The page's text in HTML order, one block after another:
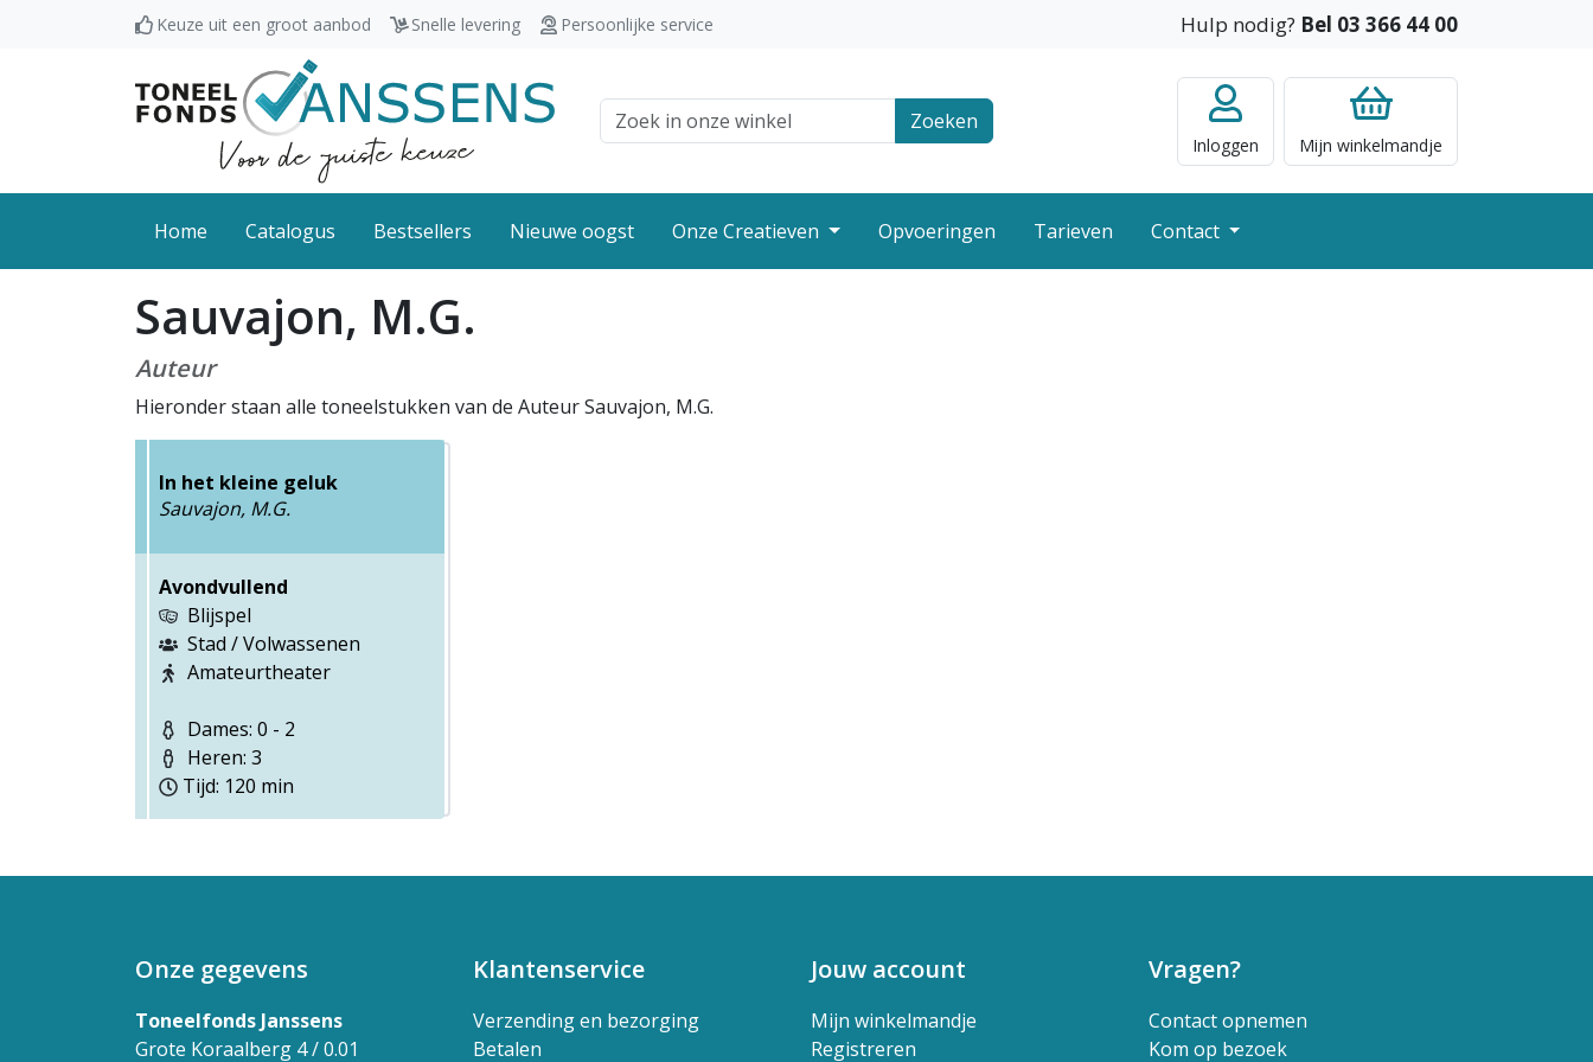
Keuze uit een groot aanbod Snelle levering Persoonlijke service Hulp nodig? Bel 03 366 44 00
Zoek veld Zoeken
Inloggen Mijn winkelmandje
Home Catalogus Bestsellers Nieuwe oogst Onze Creatieven Opvoeringen Tarieven Contact
Sauvajon, M.G.
Auteur
Hieronder staan alle toneelstukken van de Auteur Sauvajon, M.G.
In het kleine geluk
Sauvajon, M.G.
Avondvullend
Blijspel
Stad / Volwassenen
Amateurtheater
Dames: 0 - 2
Heren: 3
Tijd: 120 min
Onze gegevens
Toneelfonds Janssens
Grote Koraalberg 4 / 0.01
Klantenservice
Verzending en bezorging
Betalen
Jouw account
Mijn winkelmandje
Registreren
Vragen?
Contact opnemen
Kom op bezoek